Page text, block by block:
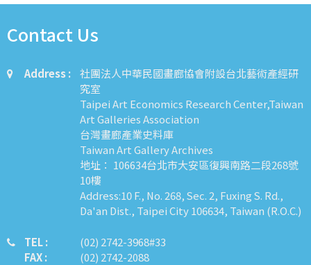
Contact Us
Address :
社團法人中華民國畫廊協會附設台北藝術產經研
究室
Taipei Art Economics Research Center,Taiwan
Art Galleries Association
台灣畫廊產業史料庫
Taiwan Art Gallery Archives
地址： 106634台北市大安區復興南路二段268號
10樓
Address:10 F., No. 268, Sec. 2, Fuxing S. Rd.,
Da'an Dist., Taipei City 106634, Taiwan (R.O.C.)
TEL :
FAX :
​​​​(02) 2742-3968#33
(02) 2742-2088